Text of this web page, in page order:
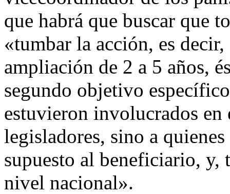
que habrá que buscar que
«tumbar la acción, es
ampliación de 2 a 5 años,
segundo objetivo
estuvieron involucrados en
legisladores, sino a
supuesto al beneficiario, y,
nivel nacional».